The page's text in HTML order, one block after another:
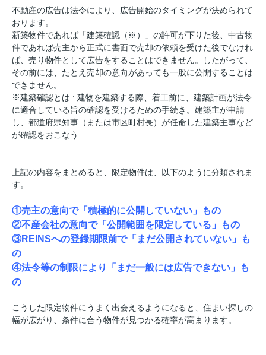
不動産の広告は法令により、広告開始のタイミングが決められて
おります。
新築物件であれば「建築確認（※）」の許可が下りた後、中古物
件であれば売主から正式に書面で売却の依頼を受けた後でなけれ
ば、売り物件として広告をすることはできません。したがって、
その前には、たとえ売却の意向があっても一般に公開することは
できません。
※建築確認とは : 建物を建築する際、着工前に、建築計画が法令
に適合している旨の確認を受けるための手続き。建築主が申請
し、都道府県知事（または市区町村長）が任命した建築主事など
が確認をおこなう
上記の内容をまとめると、限定物件は、以下のように分類されま
す。
①売主の意向で「積極的に公開していない」もの
②不産会社の意向で「公開範囲を限定している」もの
③REINSへの登録期限前で「まだ公開されていない」も
の
④法令等の制限により「まだ一般には広告できない」も
の
こうした限定物件にうまく出会えるようになると、住まい探しの
幅が広がり、条件に合う物件が見つかる確率が高まります。